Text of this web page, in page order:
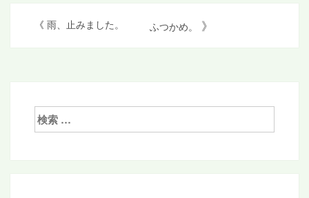
《 雨、止みました。 ふつかめ。 》
検
索: